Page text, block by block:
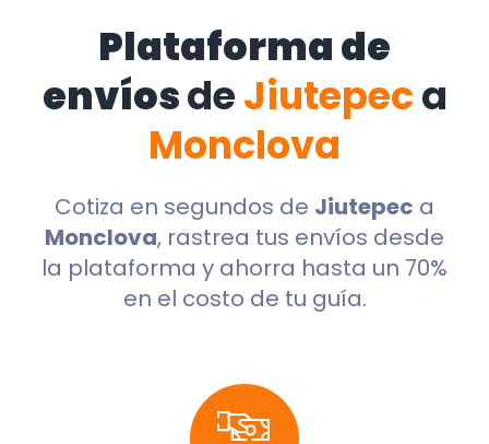
Plataforma de
envíosdeJiutepeca
Monclova
Cotiza en segundos de Jiutepec a
Monclova, rastrea tus envíos desde
la plataforma y ahorra hasta un 70%
en el costo de tu guía.